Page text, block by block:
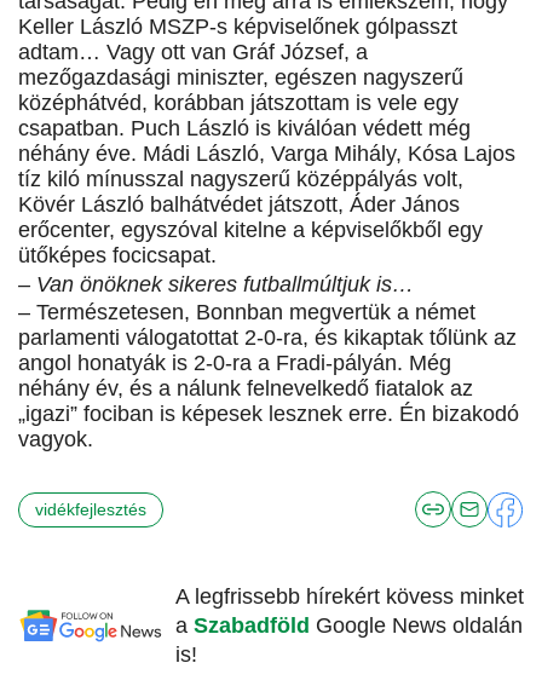
Keller László MSZP-s képviselőnek gólpasszt
adtam… Vagy ott van Gráf József, a
mezőgazdasági miniszter, egészen nagyszerű
középhátvéd, korábban játszottam is vele egy
csapatban. Puch László is kiválóan védett még
néhány éve. Mádi László, Varga Mihály, Kósa Lajos
tíz kiló mínusszal nagyszerű középpályás volt,
Kövér László balhátvédet játszott, Áder János
erőcenter, egyszóval kitelne a képviselőkből egy
ütőképes focicsapat.
– Van önöknek sikeres futballmúltjuk is…
– Természetesen, Bonnban megvertük a német
parlamenti válogatottat 2-0-ra, és kikaptak tőlünk az
angol honatyák is 2-0-ra a Fradi-pályán. Még
néhány év, és a nálunk felnevelkedő fiatalok az
„igazi” fociban is képesek lesznek erre. Én bizakodó
vagyok.
vidékfejlesztés
A legfrissebb hírekért kövess minket
a Szabadföld Google News oldalán
is!